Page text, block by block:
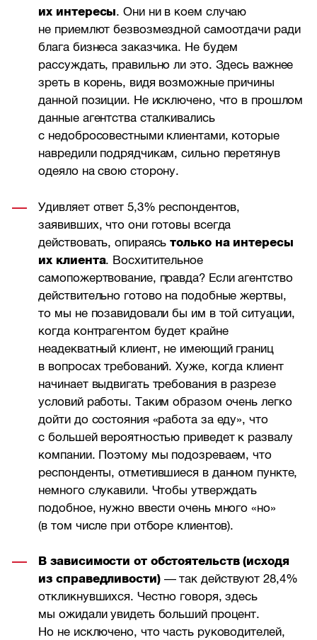
их интересы. Они ни в коем случаю
не приемлют безвозмездной самоотдачи ради
блага бизнеса заказчика. Не будем
рассуждать, правильно ли это. Здесь важнее
зреть в корень, видя возможные причины
данной позиции. Не исключено, что в прошлом
данные агентства сталкивались
с недобросовестными клиентами, которые
навредили подрядчикам, сильно перетянув
одеяло на свою сторону.
Удивляет ответ 5,3% респондентов,
заявивших, что они готовы всегда
действовать, опираясьтолько на интересы
их клиента. Восхитительное
самопожертвование, правда? Если агентство
действительно готово на подобные жертвы,
то мы не позавидовали бы им в той ситуации,
когда контрагентом будет крайне
неадекватный клиент, не имеющий границ
в вопросах требований. Хуже, когда клиент
начинает выдвигать требования в разрезе
условий работы. Таким образом очень легко
дойти до состояния «работа за еду», что
с большей вероятностью приведет к развалу
компании. Поэтому мы подозреваем, что
респонденты, отметившиеся в данном пункте,
немного слукавили. Чтобы утверждать
подобное, нужно ввести очень много «но»
(в том числе при отборе клиентов).
В зависимости от обстоятельств (исходя
из справедливости)— так действуют 28,4%
откликнувшихся. Честно говоря, здесь
мы ожидали увидеть больший процент.
Но не исключено, что часть руководителей,